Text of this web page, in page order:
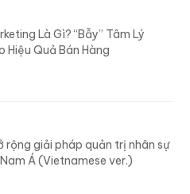
Là Gì? “Bẫy” Tâm Lý
Hiệu Quả Bán Hàng
rộng giải pháp quản trị nhân sự
Á (Vietnamese ver.)